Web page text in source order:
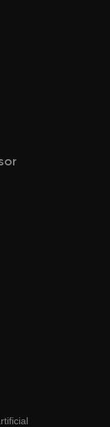
con conexión